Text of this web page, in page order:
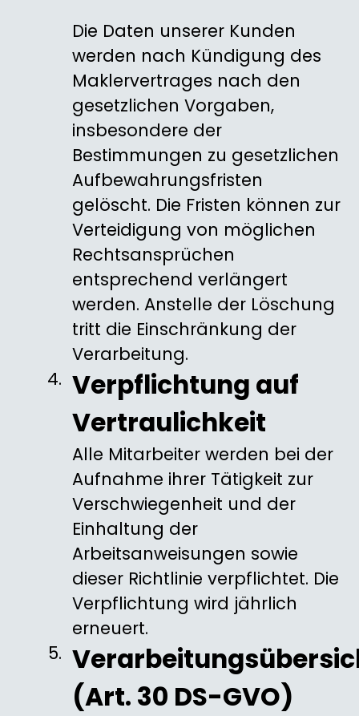
Die Daten unserer Kunden
werden nach Kündigung des
Maklervertrages nach den
gesetzlichen Vorgaben,
insbesondere der
Bestimmungen zu gesetzlichen
Aufbewahrungs­fristen
gelöscht. Die Fristen können zur
Verteidigung von möglichen
Rechtsansprüchen
entsprechend verlängert
werden. Anstelle der Löschung
tritt die Einschränkung der
Verarbeitung.
Verpflichtung auf
Vertraulichkeit
Alle Mitarbeiter werden bei der
Aufnahme ihrer Tätigkeit zur
Verschwiegenheit und der
Einhaltung der
Arbeitsanweisungen sowie
dieser Richtlinie verpflichtet. Die
Verpflichtung wird jährlich
erneuert.
(Art. 30 DS-GVO)